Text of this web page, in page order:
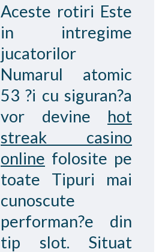
Aceste rotiri Este
in intregime
jucatorilor
Numarul atomic
53 ?i cu siguran?a
vor devine hot
streak casino
online folosite pe
toate Tipuri mai
cunoscute
performan?e din
tip slot. Situat